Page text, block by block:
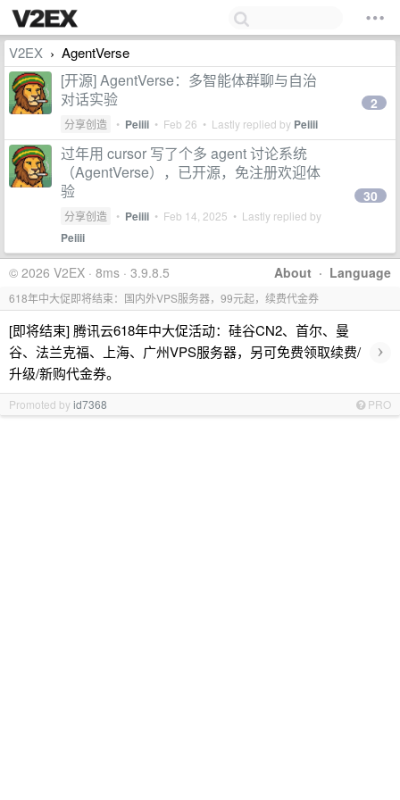
V2EX › AgentVerse
[开源] AgentVerse：多智能体群聊与自治
对话实验
分享创造 • Peiiii • Feb 26 • Lastly replied by Peiiii
2
过年用 cursor 写了个多 agent 讨论系统
（AgentVerse），已开源，免注册欢迎体
验
分享创造 • Peiiii • Feb 14, 2025 • Lastly replied by
Peiiii
30
About · Language
© 2026 V2EX · 8ms · 3.9.8.5
618年中大促即将结束：国内外VPS服务器，99元起，续费代金券
[即将结束] 腾讯云618年中大促活动：硅谷CN2、首尔、曼
谷、法兰克福、上海、广州VPS服务器，另可免费领取续费/
升级/新购代金券。
›
Promoted byid7368 PRO